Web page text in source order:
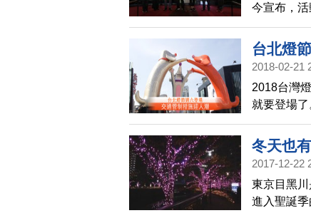
今宣布，
虛擬燈區
台北燈
2018-02-21
2018台灣
就要登場
傳局也特
交通疏導
冬天也
2017-12-22
東京目黑
進入聖誕